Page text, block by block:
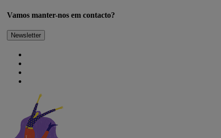
Vamos manter-nos em contacto?
Newsletter